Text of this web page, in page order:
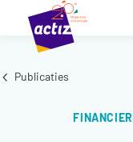
Naar hoofdinhoud
Naar menu
Publicaties